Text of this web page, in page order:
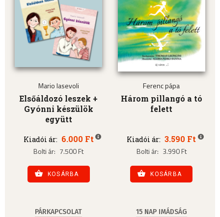
Mario Iasevoli
Elsőáldozó leszek +
Gyónni készülök
együtt
Kiadói ár: 6.000 Ft
Bolti ár: 7.500 Ft
KOSÁRBA
Ferenc pápa
Három pillangó a tó
felett
Kiadói ár: 3.590 Ft
Bolti ár: 3.990 Ft
KOSÁRBA
PÁRKAPCSOLAT 15 NAP IMÁDSÁG